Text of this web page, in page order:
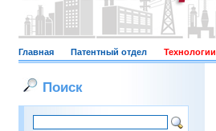
Главная Патентный отдел Технологии
Поиск